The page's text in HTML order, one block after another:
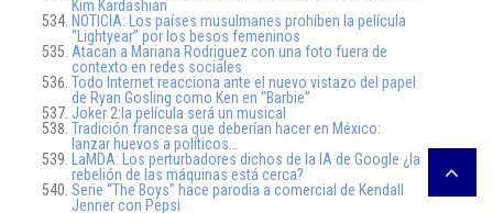
Kim Kardashian
NOTICIA: Los países musulmanes prohíben la película
“Lightyear” por los besos femeninos
Atacan a Mariana Rodriguez con una foto fuera de
contexto en redes sociales
Todo Internet reacciona ante el nuevo vistazo del papel
de Ryan Gosling como Ken en “Barbie”
Joker 2:la película será un musical
Tradición francesa que deberían hacer en México:
lanzar huevos a políticos…
LaMDA: Los perturbadores dichos de la IA de Google ¿la
rebelión de las máquinas está cerca?
Serie “The Boys” hace parodia a comercial de Kendall
Jenner con Pepsi